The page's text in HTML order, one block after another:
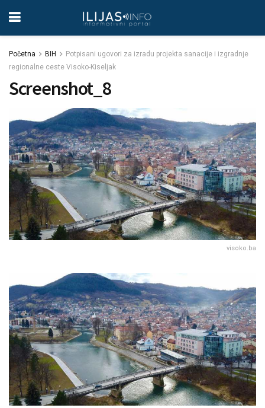
Početna BIH
Potpisani ugovori za izradu projekta sanacije i izgradnje
regionalne ceste Visoko-Kiseljak
Screenshot_8
visoko.ba